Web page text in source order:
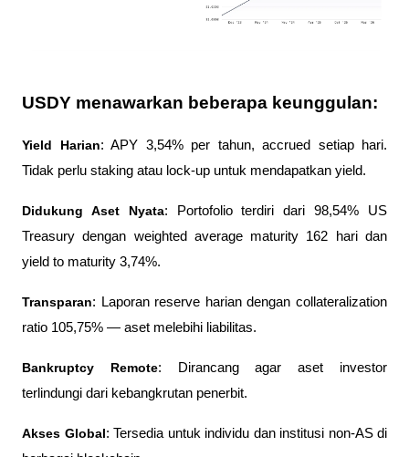
USDY menawarkan beberapa keunggulan:
Yield Harian: APY 3,54% per tahun, accrued setiap hari.
Tidak perlu staking atau lock-up untuk mendapatkan yield.
Didukung Aset Nyata: Portofolio terdiri dari 98,54% US
Treasury dengan weighted average maturity 162 hari dan
yield to maturity 3,74%.
Transparan: Laporan reserve harian dengan collateralization
ratio 105,75% — aset melebihi liabilitas.
Bankruptcy Remote: Dirancang agar aset investor
terlindungi dari kebangkrutan penerbit.
Akses Global: Tersedia untuk individu dan institusi non-AS di